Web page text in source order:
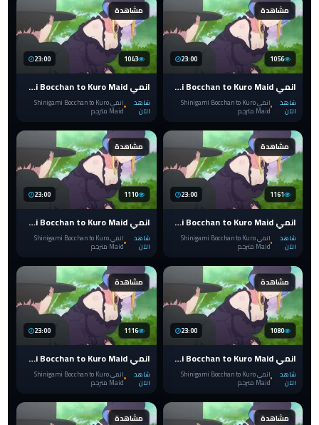
مشاهدة
23:00 1056
انمي Shinigami Bocchan to Kuro Maid الحلقة 8 الدوق حاصد الأرواح و الخادمة السوداء مترجم
شاهد
الآن
انمي Shinigami Bocchan to Kuro
Maid مترجم
مشاهدة
23:00 1043
انمي Shinigami Bocchan to Kuro Maid الحلقة 7 الدوق حاصد الأرواح و الخادمة السوداء مترجم
شاهد
الآن
انمي Shinigami Bocchan to Kuro
Maid مترجم
مشاهدة
23:00 1161
انمي Shinigami Bocchan to Kuro Maid الحلقة 6 الدوق حاصد الأرواح و الخادمة السوداء مترجم
شاهد
الآن
انمي Shinigami Bocchan to Kuro
Maid مترجم
مشاهدة
23:00 1110
انمي Shinigami Bocchan to Kuro Maid الحلقة 5 الدوق حاصد الأرواح و الخادمة السوداء مترجم
شاهد
الآن
انمي Shinigami Bocchan to Kuro
Maid مترجم
مشاهدة
23:00 1080
انمي Shinigami Bocchan to Kuro Maid الحلقة 4 الدوق حاصد الأرواح و الخادمة السوداء مترجم
شاهد
الآن
انمي Shinigami Bocchan to Kuro
Maid مترجم
مشاهدة
23:00 1116
انمي Shinigami Bocchan to Kuro Maid الحلقة 3 الدوق حاصد الأرواح و الخادمة السوداء مترجم
شاهد
الآن
انمي Shinigami Bocchan to Kuro
Maid مترجم
مشاهدة مشاهدة